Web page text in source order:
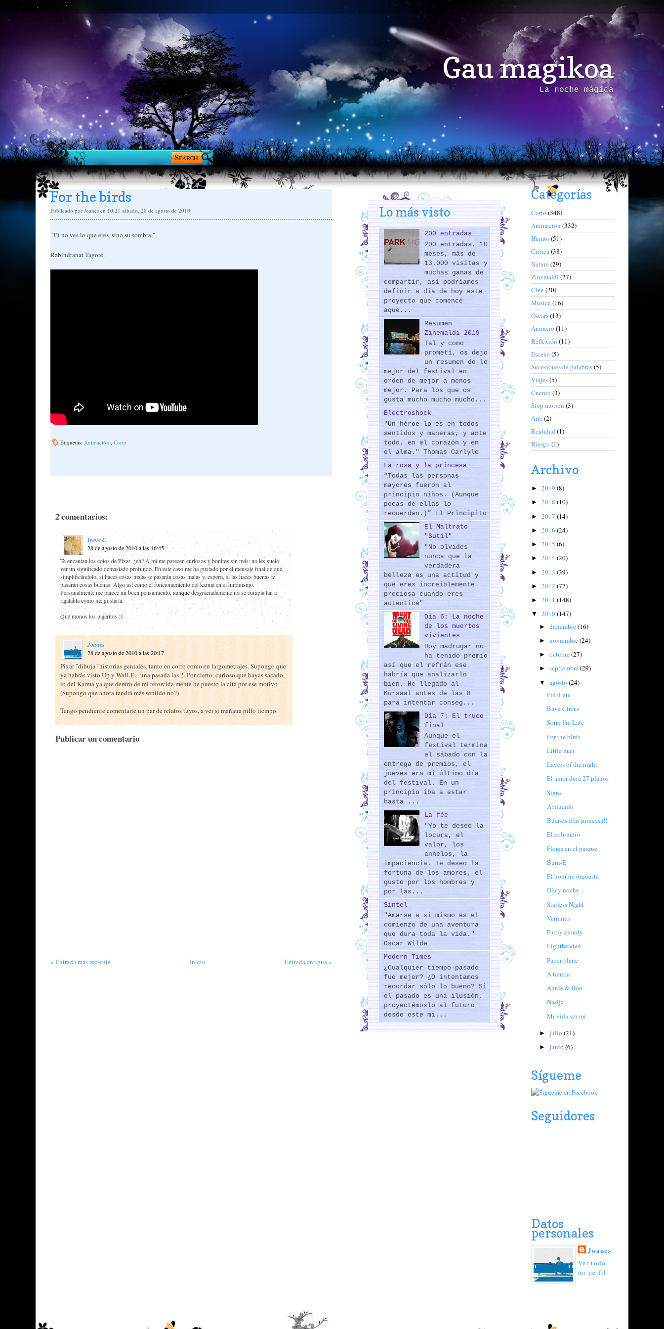
Gau magikoa
La noche mágica
For the birds
Publicado por Joanes en 10:21 sábado, 28 de agosto de 2010
"Tú no ves lo que eres, sino su sombra."
Rabindranat Tagore.
Etiquetas: Animación Corto
2 comentarios:
Irene C.
28 de agosto de 2010 a las 16:45
Te encantan los cotos de Pixar, ¿eh? A mí me parecen curiosos y bonitos sin más; no les suelo
ver un significado demasiado profundo. En este caso me ha gustado por el mensaje final de que,
simplificándolo, si haces cosas malas te pasarán cosas malas y, espero, si las haces buenas te
pasarán cosas buenas. Algo así como el funcionamiento del karma en el hinduismo.
Personalmente me parece un buen pensamiento, aunque desgraciadamente no se cumpla tan a
rajatabla como me gustaría.
Qué monos los pajaritos :3
Joanes
28 de agosto de 2010 a las 20:17
Pixar "dibuja" historias geniales, tanto en corto como en largometrajes. Supongo que
ya habrás visto Up y Wall-E... una pasada las 2. Por cierto, curioso que hayas sacado
lo del Karma ya que dentro de mi retorcida mente he puesto la cita por ese motivo
(Supongo que ahora tendrá más sentido no?)
Tengo pendiente comentarte un par de relatos tuyos, a ver si mañana pillo tiempo.
Publicar un comentario
« Entrada más reciente Entrada antigua »
Inicio
Lo más visto
200 entradas
200 entradas, 10
meses, más de
13.000 visitas y
muchas ganas de
compartir, así podríamos
definir a día de hoy este
proyecto que comencé
aque...
Resumen
Zinemaldi 2019
Tal y como
prometí, os dejo
un resumen de lo
mejor del festival en
orden de mejor a menos
mejor. Para los que os
gusta mucho mucho mucho...
Electroshock
"Un héroe lo es en todos
sentidos y maneras, y ante
todo, en el corazón y en
el alma." Thomas Carlyle
La rosa y la princesa
“Todas las personas
mayores fueron al
principio niños. (Aunque
pocas de ellas lo
recuerdan.)” El Principito
El Maltrato
"Sutil"
"No olvides
nunca que la
verdadera
belleza es una actitud y
que eres increiblemente
preciosa cuando eres
autentica"
Día 6: La noche
de los muertos
vivientes
Hoy madrugar no
ha tenido premio
así que el refrán ese
habría que analizarlo
bien. He llegado al
Kursaal antes de las 8
para intentar conseg...
Día 7: El truco
final
Aunque el
festival termina
el sábado con la
entrega de premios, el
jueves era mi último día
del festival. En un
principio iba a estar
hasta ...
La fée
"Yo te deseo la
locura, el
valor, los
anhelos, la
impaciencia. Te deseo la
fortuna de los amores, el
gusto por los hombres y
por las...
Sintel
"Amarse a sí mismo es el
comienzo de una aventura
que dura toda la vida."
Oscar Wilde
Modern Times
¿Cualquier tiempo pasado
fue mejor? ¿O intentamos
recordar sólo lo bueno? Si
el pasado es una ilusión,
proyectémoslo al futuro
desde este mi...
Categorías
Corto (348)
Animación (332)
Humor(51)
Crítica(38)
Natura(29)
Zinemaldi (27)
Cine(20)
Música(16)
Oscars(13)
Anuncio (11)
Reflexión (11)
Escena(5)
Sucesiones de palabras(5)
Viajes(5)
Cuento (3)
Stop motion (3)
Arte(2)
Realidad (1)
Riesgo (1)
Archivo
► 2019 (8)
► 2018 (10)
► 2017 (14)
► 2016 (24)
► 2015 (6)
► 2014 (20)
► 2013 (39)
► 2012 (77)
► 2011 (148)
▼ 2010(147)
► diciembre(16)
► noviembre(24)
► octubre(27)
► septiembre(29)
▼ agosto (24)
Fin d´ete
Bave Circus
Sorry I'm Late
For the birds
Little man
Layers of the night
El amor dura 27 planos
Signs
Abducido
Buenos días princesa!!
El columpio
Flores en el parque
Burn-E
El hombre orquesta
Día y noche
Starless Night
Varmints
Partly cloudy
Lightheaded
Paper plane
A tientas
Annie & Boo
Nasija
Mi vida sin mi
► julio (21)
► junio (6)
Sígueme
Seguidores
Datos
personales
Joanes
Ver todo
mi perfil